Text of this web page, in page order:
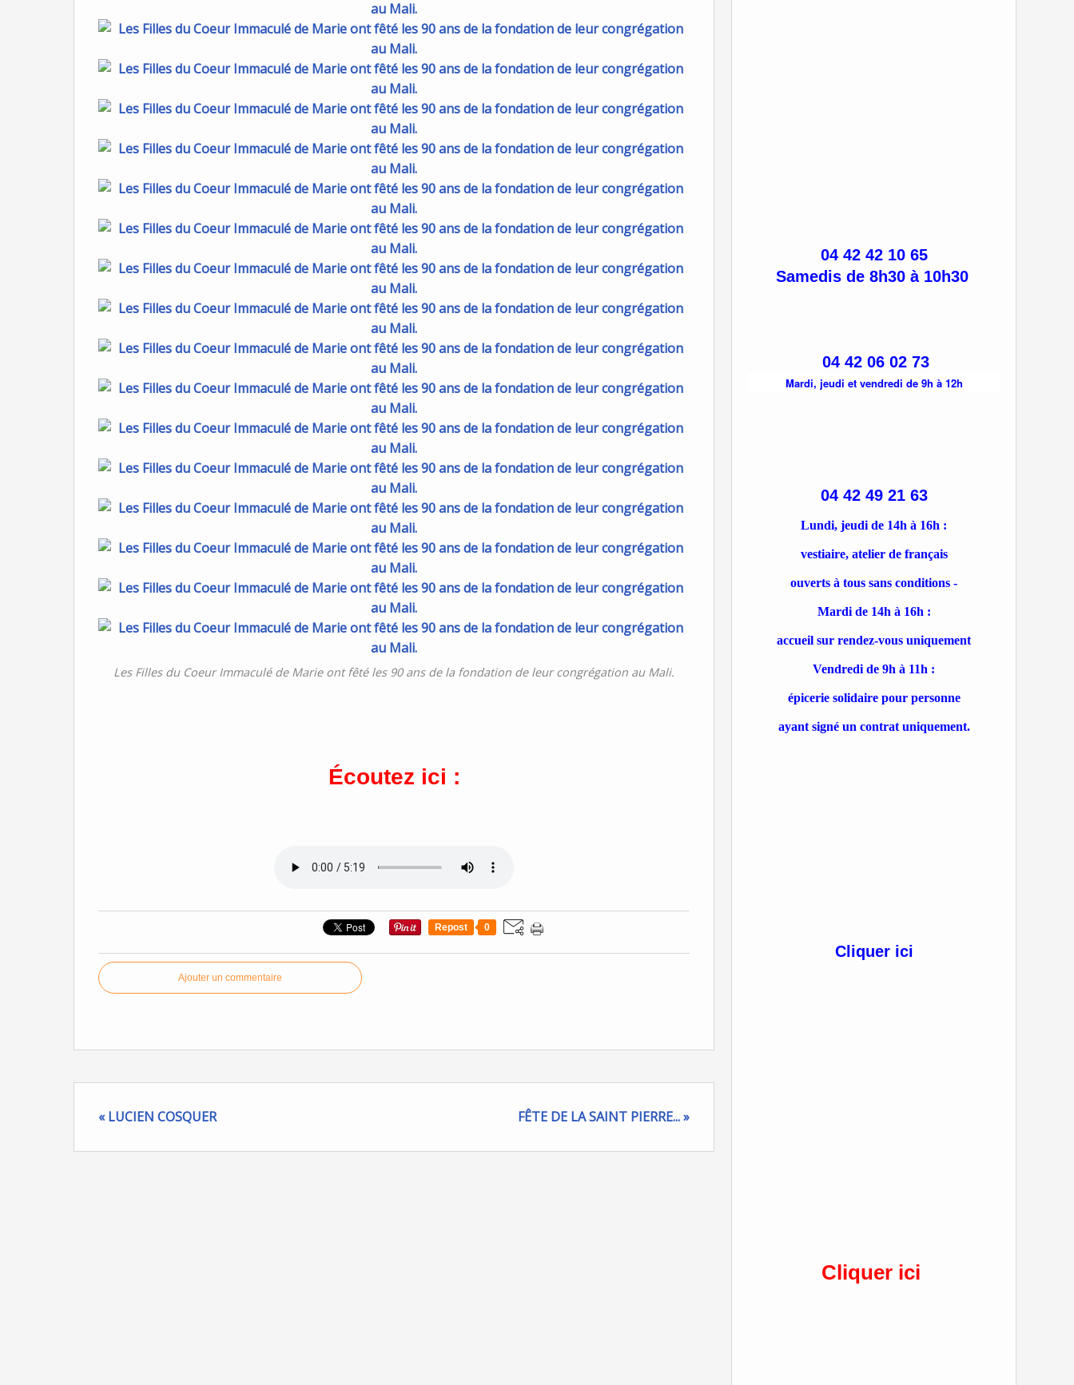
04 42 42 10 65
Samedis de 8h30 à 10h30
04 42 06 02 73
Mardi, jeudi et vendredi de 9h à 12h
04 42 49 21 63
Lundi, jeudi de 14h à 16h :
vestiaire, atelier de français
ouverts à tous sans conditions -
Mardi de 14h à 16h :
accueil sur rendez-vous uniquement
Vendredi de 9h à 11h :
épicerie solidaire pour personne
ayant signé un contrat uniquement.
Cliquer ici
Cliquer ici
Les Filles du Coeur Immaculé de Marie ont fêté les 90 ans de la fondation de leur congrégation au Mali.
Écoutez ici :
Repost 0
Ajouter un commentaire
« LUCIEN COSQUER FÊTE DE LA SAINT PIERRE... »